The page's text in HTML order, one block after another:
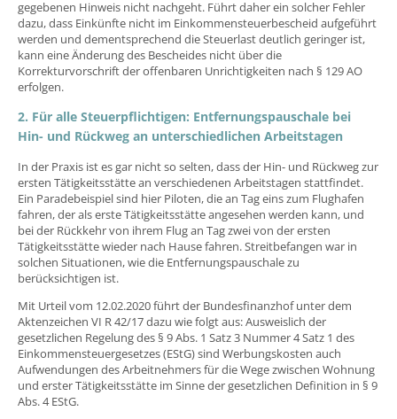
gegebenen Hinweis nicht nachgeht. Führt daher ein solcher Fehler
dazu, dass Einkünfte nicht im Einkommensteuerbescheid aufgeführt
werden und dementsprechend die Steuerlast deutlich geringer ist,
kann eine Änderung des Bescheides nicht über die
Korrekturvorschrift der offenbaren Unrichtigkeiten nach § 129 AO
erfolgen.
2. Für alle Steuerpflichtigen: Entfernungspauschale bei
Hin- und Rückweg an unterschiedlichen Arbeitstagen
In der Praxis ist es gar nicht so selten, dass der Hin- und Rückweg zur
ersten Tätigkeitsstätte an verschiedenen Arbeitstagen stattfindet.
Ein Paradebeispiel sind hier Piloten, die an Tag eins zum Flughafen
fahren, der als erste Tätigkeitsstätte angesehen werden kann, und
bei der Rückkehr von ihrem Flug an Tag zwei von der ersten
Tätigkeitsstätte wieder nach Hause fahren. Streitbefangen war in
solchen Situationen, wie die Entfernungspauschale zu
berücksichtigen ist.
Mit Urteil vom 12.02.2020 führt der Bundesfinanzhof unter dem
Aktenzeichen VI R 42/17 dazu wie folgt aus: Ausweislich der
gesetzlichen Regelung des § 9 Abs. 1 Satz 3 Nummer 4 Satz 1 des
Einkommensteuergesetzes (EStG) sind Werbungskosten auch
Aufwendungen des Arbeitnehmers für die Wege zwischen Wohnung
und erster Tätigkeitsstätte im Sinne der gesetzlichen Definition in § 9
Abs. 4 EStG.